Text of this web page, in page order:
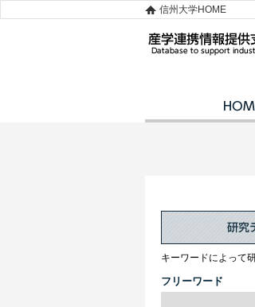
信州大学HOME
キーワードによって
フリーワード